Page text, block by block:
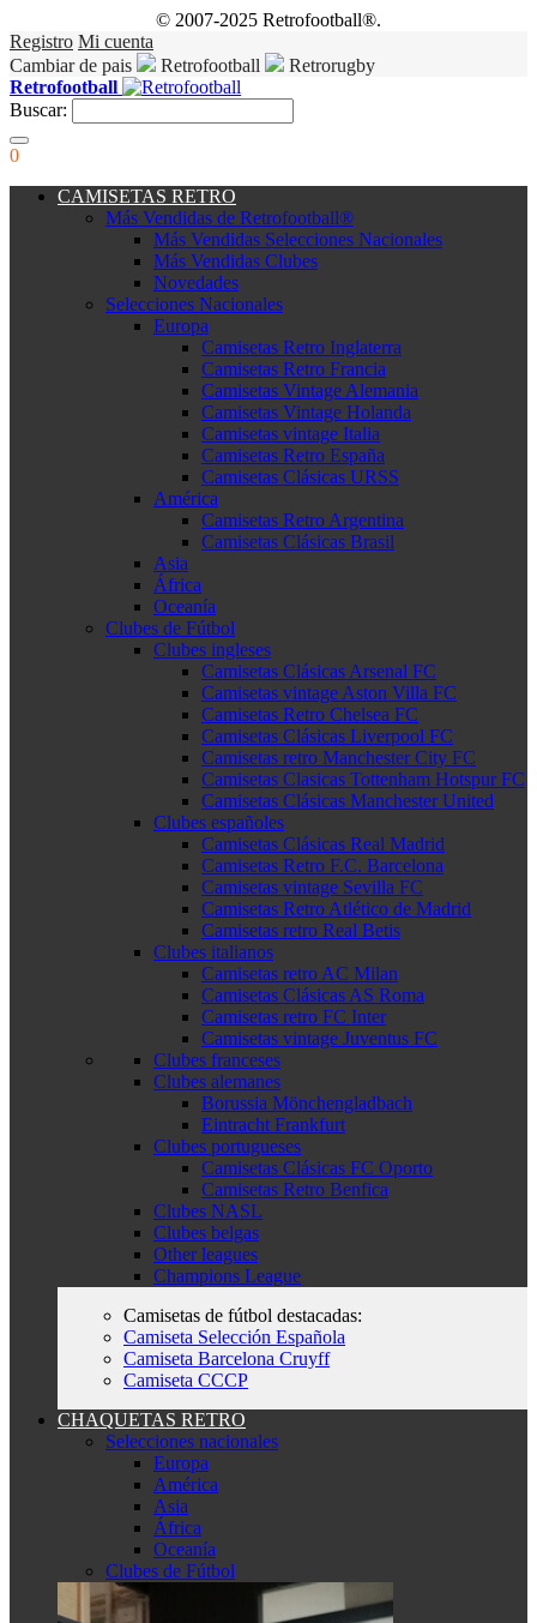
© 2007-2025 Retrofootball®.
Registro Mi cuenta
Cambiar de pais
Retrofootball
Retrorugby
Retrofootball
Buscar:
0
CAMISETAS RETRO
Más Vendidas de Retrofootball®
Más Vendidas Selecciones Nacionales
Más Vendidas Clubes
Novedades
Selecciones Nacionales
Europa
Camisetas Retro Inglaterra
Camisetas Retro Francia
Camisetas Vintage Alemania
Camisetas Vintage Holanda
Camisetas vintage Italia
Camisetas Retro España
Camisetas Clásicas URSS
América
Camisetas Retro Argentina
Camisetas Clásicas Brasil
Asia
África
Oceanía
Clubes de Fútbol
Clubes ingleses
Camisetas Clásicas Arsenal FC
Camisetas vintage Aston Villa FC
Camisetas Retro Chelsea FC
Camisetas Clásicas Liverpool FC
Camisetas retro Manchester City FC
Camisetas Clasicas Tottenham Hotspur FC
Camisetas Clásicas Manchester United
Clubes españoles
Camisetas Clásicas Real Madrid
Camisetas Retro F.C. Barcelona
Camisetas vintage Sevilla FC
Camisetas Retro Atlético de Madrid
Camisetas retro Real Betis
Clubes italianos
Camisetas retro AC Milan
Camisetas Clásicas AS Roma
Camisetas retro FC Inter
Camisetas vintage Juventus FC
Clubes franceses
Clubes alemanes
Borussia Mönchengladbach
Eintracht Frankfurt
Clubes portugueses
Camisetas Clásicas FC Oporto
Camisetas Retro Benfica
Clubes NASL
Clubes belgas
Other leagues
Champions League
Camisetas de fútbol destacadas:
Camiseta Selección Española
Camiseta Barcelona Cruyff
Camiseta CCCP
CHAQUETAS RETRO
Selecciones nacionales
Europa
América
Asia
África
Oceanía
Clubes de Fútbol